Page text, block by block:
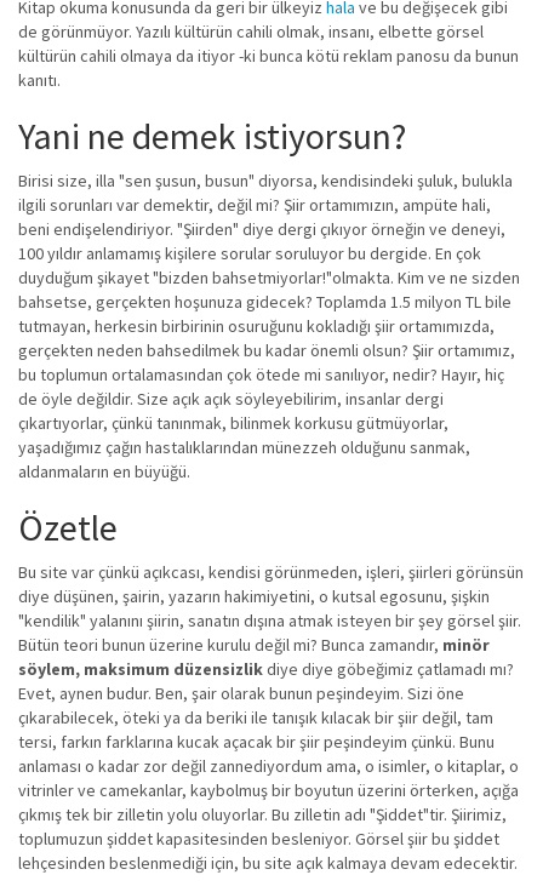
Kitap okuma konusunda da geri bir ülkeyiz hala ve bu değişecek gibi
de görünmüyor. Yazılı kültürün cahili olmak, insanı, elbette görsel
kültürün cahili olmaya da itiyor -ki bunca kötü reklam panosu da bunun
kanıtı.
Yani ne demek istiyorsun?
Birisi size, illa "sen şusun, busun" diyorsa, kendisindeki şuluk, bulukla
ilgili sorunları var demektir, değil mi? Şiir ortamımızın, ampüte hali,
beni endişelendiriyor. "Şiirden" diye dergi çıkıyor örneğin ve deneyi,
100 yıldır anlamamış kişilere sorular soruluyor bu dergide. En çok
duyduğum şikayet "bizden bahsetmiyorlar!"olmakta. Kim ve ne sizden
bahsetse, gerçekten hoşunuza gidecek? Toplamda 1.5 milyon TL bile
tutmayan, herkesin birbirinin osuruğunu kokladığı şiir ortamımızda,
gerçekten neden bahsedilmek bu kadar önemli olsun? Şiir ortamımız,
bu toplumun ortalamasından çok ötede mi sanılıyor, nedir? Hayır, hiç
de öyle değildir. Size açık açık söyleyebilirim, insanlar dergi
çıkartıyorlar, çünkü tanınmak, bilinmek korkusu gütmüyorlar,
yaşadığımız çağın hastalıklarından münezzeh olduğunu sanmak,
aldanmaların en büyüğü.
Özetle
Bu site var çünkü açıkcası, kendisi görünmeden, işleri, şiirleri görünsün
diye düşünen, şairin, yazarın hakimiyetini, o kutsal egosunu, şişkin
"kendilik" yalanını şiirin, sanatın dışına atmak isteyen bir şey görsel şiir.
Bütün teori bunun üzerine kurulu değil mi? Bunca zamandır, minör
söylem, maksimum düzensizlikdiye diye göbeğimiz çatlamadı mı?
Evet, aynen budur. Ben, şair olarak bunun peşindeyim. Sizi öne
çıkarabilecek, öteki ya da beriki ile tanışık kılacak bir şiir değil, tam
tersi, farkın farklarına kucak açacak bir şiir peşindeyim çünkü. Bunu
anlaması o kadar zor değil zannediyordum ama, o isimler, o kitaplar, o
vitrinler ve camekanlar, kaybolmuş bir boyutun üzerini örterken, açığa
çıkmış tek bir zilletin yolu oluyorlar. Bu zilletin adı "Şiddet"tir. Şiirimiz,
toplumuzun şiddet kapasitesinden besleniyor. Görsel şiir bu şiddet
lehçesinden beslenmediği için, bu site açık kalmaya devam edecektir.